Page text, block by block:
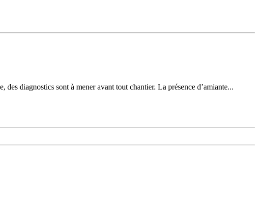
des diagnostics sont à mener avant tout chantier. La présence d’amiante...